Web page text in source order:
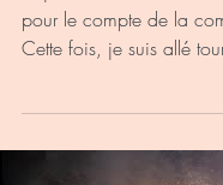
pour le compte de la
Cette fois, je suis allé